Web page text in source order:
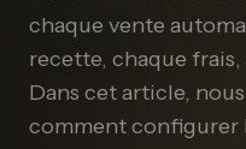
chaque vente
recette, chaque
Dans cet article,
comment configurer